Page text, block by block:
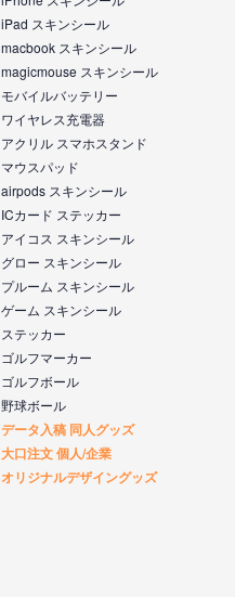
iPad スキンシール
macbook スキンシール
magicmouse スキンシール
モバイルバッテリー
ワイヤレス充電器
アクリル スマホスタンド
マウスパッド
airpods スキンシール
ICカード ステッカー
アイコス スキンシール
グロー スキンシール
プルーム スキンシール
ゲーム スキンシール
ステッカー
ゴルフマーカー
ゴルフボール
野球ボール
データ入稿 同人グッズ
大口注文 個人/企業
オリジナルデザイングッズ